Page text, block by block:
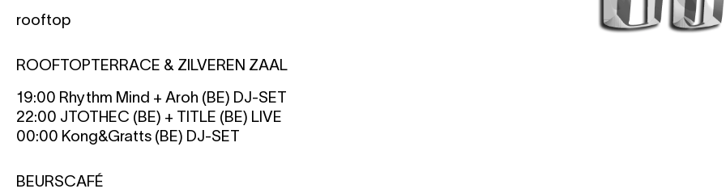
rooftop
ROOFTOPTERRACE & ZILVEREN ZAAL
19:00 Rhythm Mind + Aroh (BE) DJ-SET
22:00 JTOTHEC (BE) + TITLE (BE) LIVE
00:00 Kong&Gratts (BE) DJ-SET
BEURSCAFÉ